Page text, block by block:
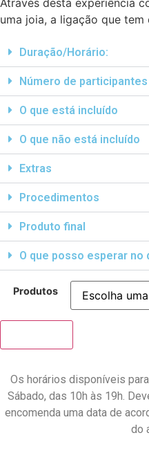
Através desta experiência
uma joia, a ligação que tem
Duração/Horário:
Número de participantes
O que está incluído
O que não está incluído
Extras
Procedimentos
Produto final
O que posso esperar no
Produtos
Os horários disponíveis
Sábado, das 10h às 19h.
encomenda uma data de
do